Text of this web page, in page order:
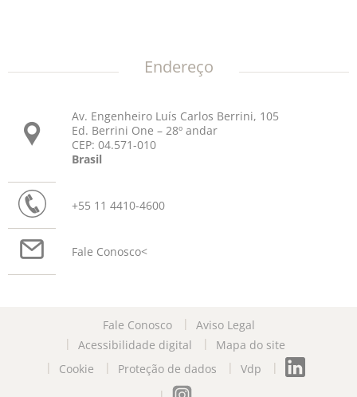
Endereço
Av. Engenheiro Luís Carlos Berrini, 105
Ed. Berrini One – 28º andar
CEP: 04.571-010
Brasil
+55 11 4410-4600
Fale Conosco<
Fale Conosco
Aviso Legal
Acessibilidade digital
Mapa do site
Cookie
Proteção de dados Vdp